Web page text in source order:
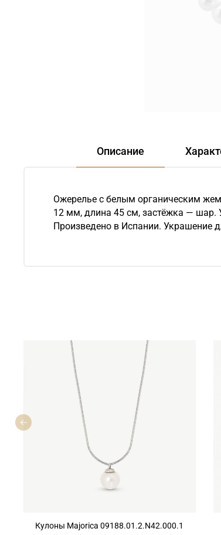
Описание
Ожерелье с белым органическим
12 мм, длина 45 см, застёжка — шар.
Произведено в Испании. Украшение
Кулоны Majorica 09188.01.2.N42.000.1